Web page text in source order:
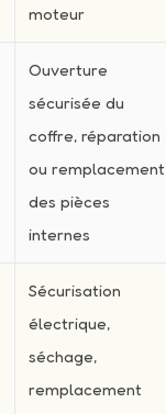
moteur
Ouverture
sécurisée du
coffre, réparation
ou remplacement
des pièces
internes
Sécurisation
électrique,
séchage,
remplacement